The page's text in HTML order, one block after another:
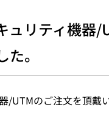
ュリティ機器
。
/UTMのご注文を頂戴